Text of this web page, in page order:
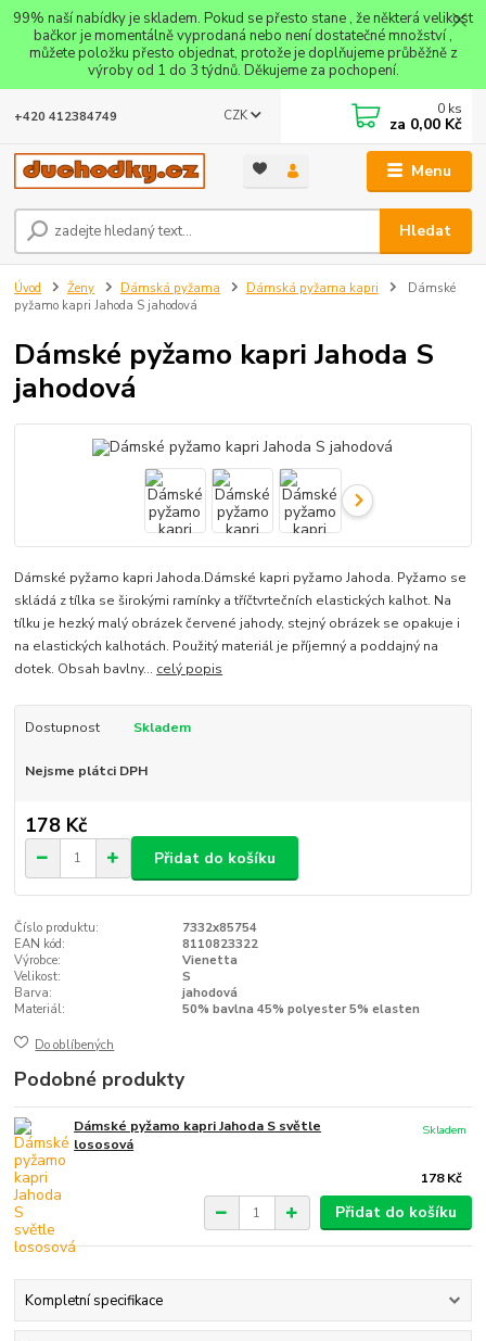
99% naší nabídky je skladem. Pokud se přesto stane , že některá velikost
bačkor je momentálně vyprodaná nebo není dostatečné množství ,
můžete položku přesto objednat, protože je doplňujeme průběžně z
výroby od 1 do 3 týdnů. Děkujeme za pochopení.
Menu
CZK
Hledat
+420 412384749 0 ks
za 0,00 Kč
Úvod Ženy Dámská pyžama Dámská pyžama kapri
Dámské
pyžamo kapri Jahoda S jahodová
Dámské pyžamo kapri Jahoda S
jahodová
Dámské pyžamo kapri Jahoda.Dámské kapri pyžamo Jahoda. Pyžamo se
skládá z tílka se širokými ramínky a tříčtvrtečních elastických kalhot. Na
tílku je hezký malý obrázek červené jahody, stejný obrázek se opakuje i
na elastických kalhotách. Použitý materiál je příjemný a poddajný na
dotek. Obsah bavlny... celý popis
Dostupnost Skladem
Nejsme plátci DPH
178 Kč
Přidat do košíku
Číslo produktu:
7332x85754
EAN kód:
8110823322
Výrobce:
Vienetta
Velikost:
S
Barva:
jahodová
Materiál:
50% bavlna 45% polyester 5% elasten
Do oblíbených
Podobné produkty
Dámské pyžamo kapri Jahoda S světle
lososová
178 Kč
Skladem
Přidat do košíku
Kompletní specifikace